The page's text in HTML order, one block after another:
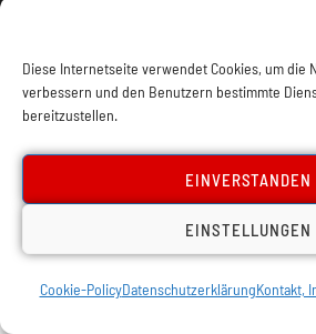
Diese Internetseite verwendet Cookies, um die
verbessern und den Benutzern bestimmte
bereitzustellen.
EINVERSTANDEN
EINSTELLUNGEN
Cookie-PolicyDatenschutzerklärungKontakt,
Impressum, Offenlegung
Datenschutz